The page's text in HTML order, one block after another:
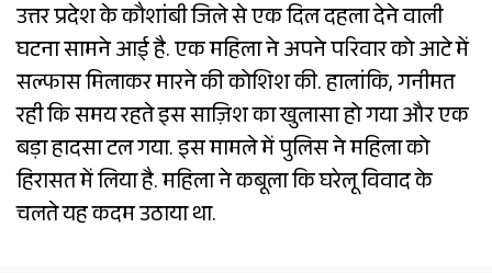
उत्तर प्रदेश के कौशांबी जिले से एक दिल दहला देने वाली
घटना सामने आई है. एक महिला ने अपने परिवार को आटे में
सल्फास मिलाकर मारने की कोशिश की. हालांकि, गनीमत
रही कि समय रहते इस साज़िश का खुलासा हो गया और एक
बड़ा हादसा टल गया. इस मामले में पुलिस ने महिला को
हिरासत में लिया है. महिला ने कबूला कि घरेलू विवाद के
चलते यह कदम उठाया था.